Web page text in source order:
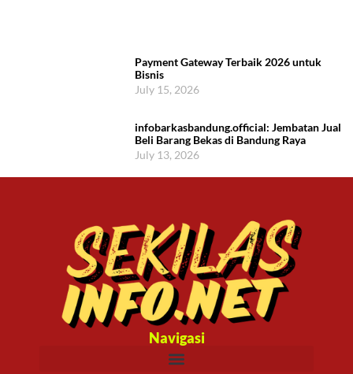
Payment Gateway Terbaik 2026 untuk
Bisnis
July 15, 2026
infobarkasbandung.official: Jembatan Jual
Beli Barang Bekas di Bandung Raya
July 13, 2026
Navigasi